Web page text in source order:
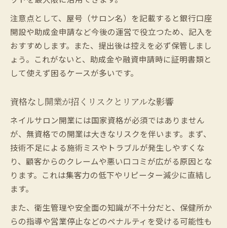
注意点として、屋号（サロン名）を記載すると銀行口座
開設や助成金申請など今後の運営で役立つため、記入を
おすすめします。また、提出後は控えを必ず保管しまし
ょう。これがないと、助成金や融資申請時に証明書類と
して使えず困るケースが多いです。
資格なし開業が招くリスクとリアルな影響
ネイルサロン開業には国家資格が必須ではありません
が、無資格での開業は大きなリスクを伴います。まず、
技術不足による施術ミスやトラブルが発生しやすくな
り、顧客からのクレームや悪い口コミが広がる原因とな
ります。これは集客力の低下やリピーター減少に直結し
ます。
また、衛生管理や安全面の知識が不十分だと、保健所か
らの指導や営業停止などのペナルティを受ける可能性も